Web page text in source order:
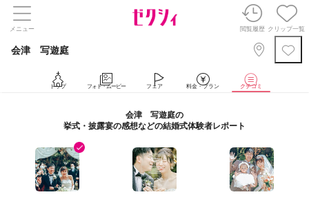
メニュー 閲覧履歴 クリップ一覧
会津 写遊庭
トップ フォト・ムービー フェア 料金・プラン クチコミ
会津 写遊庭の
挙式・披露宴の感想などの結婚式体験者レポート